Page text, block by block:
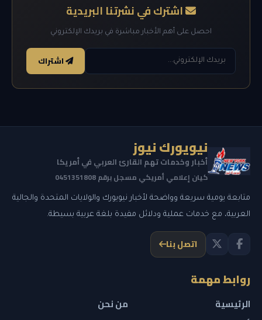
اشترك في نشرتنا البريدية
احصل على أهم الأخبار مباشرة في بريدك الإلكتروني
اشتراك
نيويورك نيوز
أخبار وخدمات تهم القارئ العربي في أمريكا
كيان إعلامي أمريكي مسجل برقم 0451351808
متابعة يومية سريعة وواضحة لأخبار نيويورك والولايات المتحدة والجالية
العربية، مع خدمات عملية ودلائل مفيدة بلغة عربية بسيطة.
اتصل بنا
روابط مهمة
الرئيسية
من نحن